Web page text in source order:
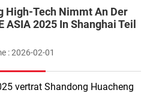
High-Tech Nimmt An Der
ASIA 2025 In Shanghai Teil
: 2026-02-01
vertrat Shandong Huacheng